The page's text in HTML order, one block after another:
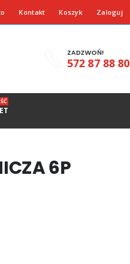
Kontakt Koszyk Zaloguj
ZADZWOŃ!
572 87 88 80
6P